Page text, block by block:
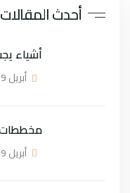
أحدث المقالات
أبريل 19, 2019
أبريل 19, 2019